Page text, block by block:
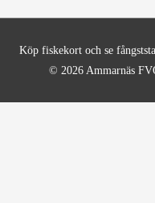
Köp fiskekort och se
© 2026 Ammarnäs